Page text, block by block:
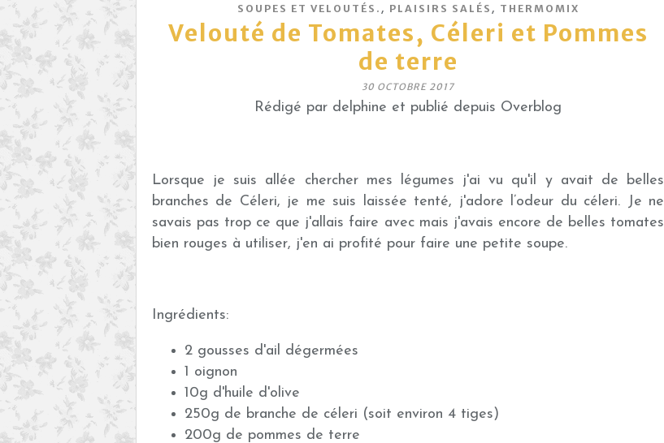
SOUPES ET VELOUTÉS. , PLAISIRS SALÉS , THERMOMIX
Velouté de Tomates, Céleri et Pommes
de terre
30 OCTOBRE 2017
Rédigé par delphine et publié depuis Overblog
Lorsque je suis allée chercher mes légumes j'ai vu qu'il y avait de belles
branches de Céleri, je me suis laissée tenté, j'adore l’odeur du céleri. Je ne
savais pas trop ce que j'allais faire avec mais j'avais encore de belles tomates
bien rouges à utiliser, j'en ai profité pour faire une petite soupe.
Ingrédients:
2 gousses d'ail dégermées
1 oignon
10g d'huile d'olive
250g de branche de céleri (soit environ 4 tiges)
200g de pommes de terre